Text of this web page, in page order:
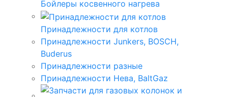
Бойлеры косвенного нагрева
Принадлежности для котлов
Принадлежности Junkers, BOSCH,
Buderus
Принадлежности разные
Принадлежности Нева, BaltGaz